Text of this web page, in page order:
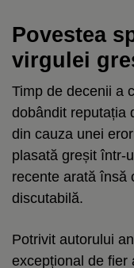
Povestea
virgulei
Timp de decenii a
dobândit reputația
din cauza unei
plasată greșit într-
recente arată însă
discutabilă.
Potrivit autorului
excepțional de fier